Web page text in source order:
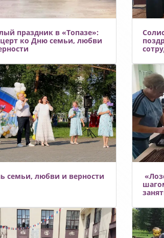
https://
праздник в «Топазе»:
ко Дню семьи, любви
семьи, любви и верности